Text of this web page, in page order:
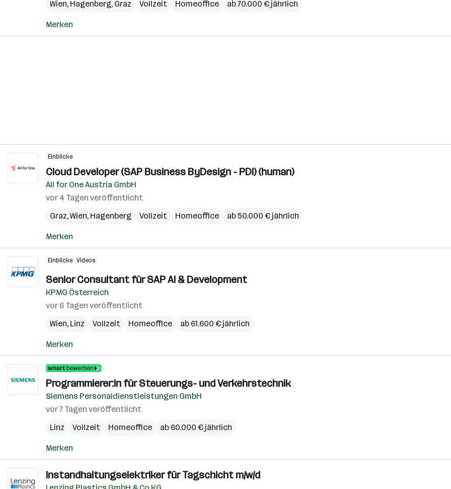
Wien, Hagenberg, Graz Vollzeit Homeoffice ab 70.000 € jährlich
Merken
Einblicke
Cloud Developer (SAP Business ByDesign - PDI) (human)
All for One Austria GmbH
vor 4 Tagen veröffentlicht
Graz,Wien, Hagenberg Vollzeit Homeoffice ab 50.000 € jährlich
Merken
Einblicke Videos
Senior Consultant für SAP AI & Development
KPMG Österreich
vor 6 Tagen veröffentlicht
Wien, Linz Vollzeit Homeoffice ab 61.600 € jährlich
Merken
Programmierer:in für Steuerungs- und Verkehrstechnik
Siemens Personaldienstleistungen GmbH
vor 7 Tagen veröffentlicht
Linz
Vollzeit Homeoffice ab 60.000 € jährlich
Merken
Instandhaltungselektriker für Tagschicht m/w/d